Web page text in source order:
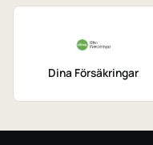
Dina Försäkringar